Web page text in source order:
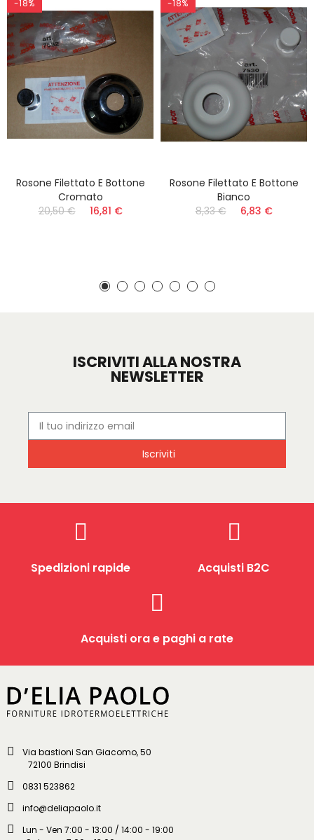
-18%
Rosone Filettato E Bottone
Cromato
20,50 €
16,81 €
-18%
Rosone Filettato E Bottone
Bianco
8,33 €
6,83 €
ISCRIVITI ALLA NOSTRA
NEWSLETTER
Iscriviti
Spedizioni rapide Acquisti B2C
Acquisti ora e paghi a rate
Via bastioni San Giacomo, 50
72100 Brindisi
0831 523862
info@deliapaolo.it
Lun - Ven 7:00 - 13:00 / 14:00 - 19:00